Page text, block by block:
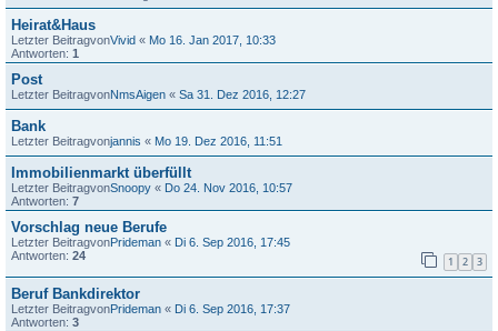
Heirat&Haus
Letzter BeitragvonVivid « Mo 16. Jan 2017, 10:33
Antworten: 1
Post
Letzter BeitragvonNmsAigen « Sa 31. Dez 2016, 12:27
Bank
Letzter Beitragvonjannis « Mo 19. Dez 2016, 11:51
Immobilienmarkt überfüllt
Letzter BeitragvonSnoopy « Do 24. Nov 2016, 10:57
Antworten: 7
Vorschlag neue Berufe
Letzter BeitragvonPrideman « Di 6. Sep 2016, 17:45
Antworten: 24 1 2 3
Beruf Bankdirektor
Letzter BeitragvonPrideman « Di 6. Sep 2016, 17:37
Antworten: 3